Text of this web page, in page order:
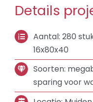
Details
Aantal: 280
16x80x40
Soorten:
sparing voor